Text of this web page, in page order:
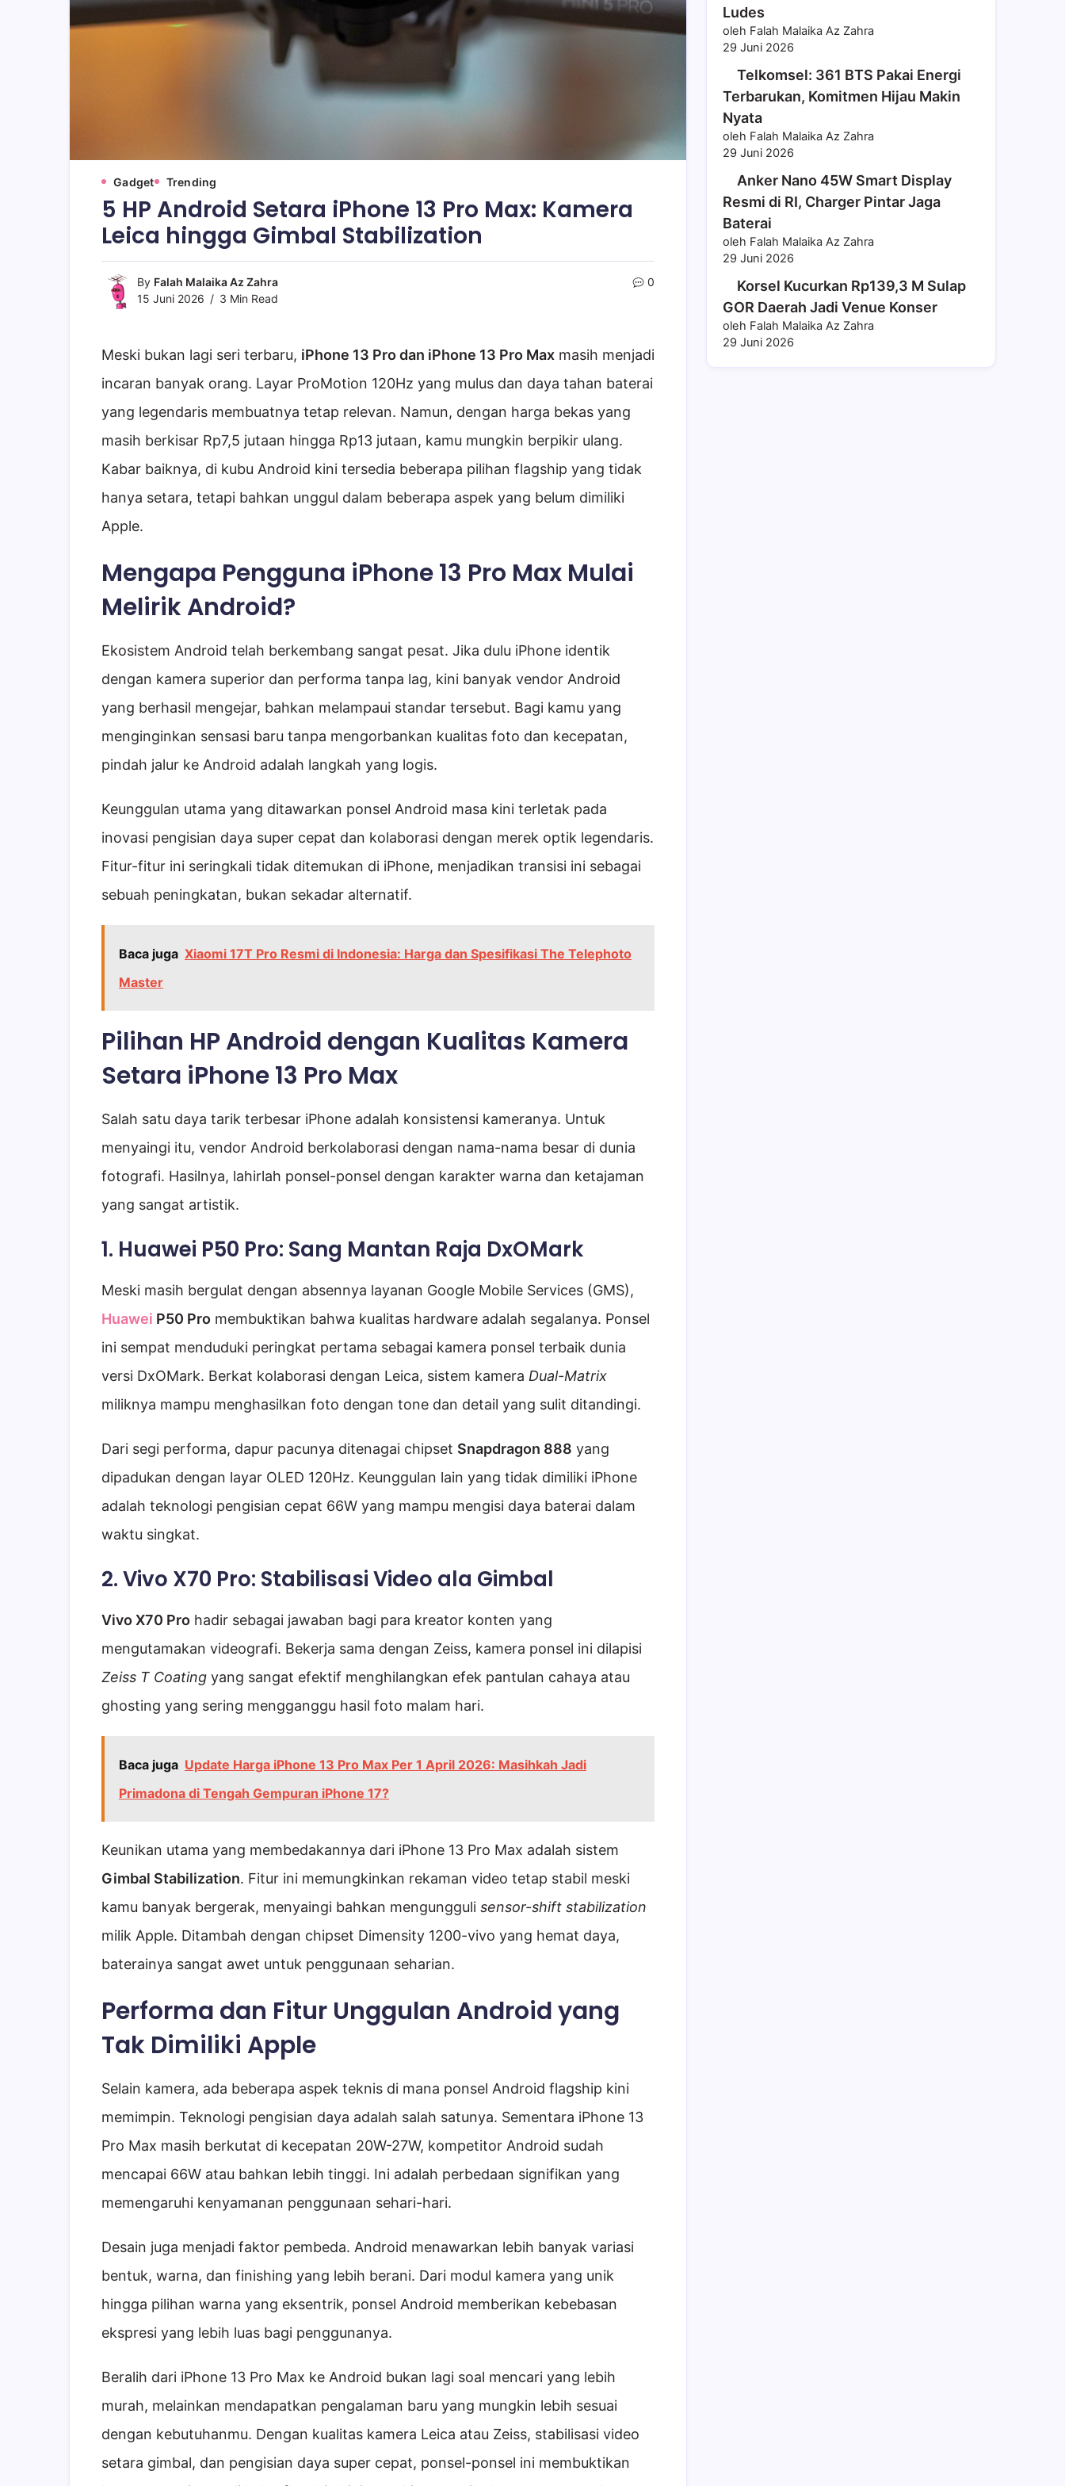
Gadget Trending
5 HP Android Setara iPhone 13 Pro Max: Kamera
Leica hingga Gimbal Stabilization
By Falah Malaika Az Zahra
15 Juni 2026
3 Min Read
0
Meski bukan lagi seri terbaru, iPhone 13 Pro dan iPhone 13 Pro Max masih menjadi
incaran banyak orang. Layar ProMotion 120Hz yang mulus dan daya tahan baterai
yang legendaris membuatnya tetap relevan. Namun, dengan harga bekas yang
masih berkisar Rp7,5 jutaan hingga Rp13 jutaan, kamu mungkin berpikir ulang.
Kabar baiknya, di kubu Android kini tersedia beberapa pilihan flagship yang tidak
hanya setara, tetapi bahkan unggul dalam beberapa aspek yang belum dimiliki
Apple.
Mengapa Pengguna iPhone 13 Pro Max Mulai
Melirik Android?
Ekosistem Android telah berkembang sangat pesat. Jika dulu iPhone identik
dengan kamera superior dan performa tanpa lag, kini banyak vendor Android
yang berhasil mengejar, bahkan melampaui standar tersebut. Bagi kamu yang
menginginkan sensasi baru tanpa mengorbankan kualitas foto dan kecepatan,
pindah jalur ke Android adalah langkah yang logis.
Keunggulan utama yang ditawarkan ponsel Android masa kini terletak pada
inovasi pengisian daya super cepat dan kolaborasi dengan merek optik legendaris.
Fitur-fitur ini seringkali tidak ditemukan di iPhone, menjadikan transisi ini sebagai
sebuah peningkatan, bukan sekadar alternatif.
Baca juga Xiaomi 17T Pro Resmi di Indonesia: Harga dan Spesifikasi The Telephoto
Master
Pilihan HP Android dengan Kualitas Kamera
Setara iPhone 13 Pro Max
Salah satu daya tarik terbesar iPhone adalah konsistensi kameranya. Untuk
menyaingi itu, vendor Android berkolaborasi dengan nama-nama besar di dunia
fotografi. Hasilnya, lahirlah ponsel-ponsel dengan karakter warna dan ketajaman
yang sangat artistik.
1. Huawei P50 Pro: Sang Mantan Raja DxOMark
Meski masih bergulat dengan absennya layanan Google Mobile Services (GMS),
Huawei P50 Pro membuktikan bahwa kualitas hardware adalah segalanya. Ponsel
ini sempat menduduki peringkat pertama sebagai kamera ponsel terbaik dunia
versi DxOMark. Berkat kolaborasi dengan Leica, sistem kamera Dual-Matrix
miliknya mampu menghasilkan foto dengan tone dan detail yang sulit ditandingi.
Dari segi performa, dapur pacunya ditenagai chipset Snapdragon 888 yang
dipadukan dengan layar OLED 120Hz. Keunggulan lain yang tidak dimiliki iPhone
adalah teknologi pengisian cepat 66W yang mampu mengisi daya baterai dalam
waktu singkat.
2. Vivo X70 Pro: Stabilisasi Video ala Gimbal
Vivo X70 Pro hadir sebagai jawaban bagi para kreator konten yang
mengutamakan videografi. Bekerja sama dengan Zeiss, kamera ponsel ini dilapisi
Zeiss T Coating yang sangat efektif menghilangkan efek pantulan cahaya atau
ghosting yang sering mengganggu hasil foto malam hari.
Baca juga Update Harga iPhone 13 Pro Max Per 1 April 2026: Masihkah Jadi
Primadona di Tengah Gempuran iPhone 17?
Keunikan utama yang membedakannya dari iPhone 13 Pro Max adalah sistem
Gimbal Stabilization. Fitur ini memungkinkan rekaman video tetap stabil meski
kamu banyak bergerak, menyaingi bahkan mengungguli sensor-shift stabilization
milik Apple. Ditambah dengan chipset Dimensity 1200-vivo yang hemat daya,
baterainya sangat awet untuk penggunaan seharian.
Performa dan Fitur Unggulan Android yang
Tak Dimiliki Apple
Selain kamera, ada beberapa aspek teknis di mana ponsel Android flagship kini
memimpin. Teknologi pengisian daya adalah salah satunya. Sementara iPhone 13
Pro Max masih berkutat di kecepatan 20W-27W, kompetitor Android sudah
mencapai 66W atau bahkan lebih tinggi. Ini adalah perbedaan signifikan yang
memengaruhi kenyamanan penggunaan sehari-hari.
Desain juga menjadi faktor pembeda. Android menawarkan lebih banyak variasi
bentuk, warna, dan finishing yang lebih berani. Dari modul kamera yang unik
hingga pilihan warna yang eksentrik, ponsel Android memberikan kebebasan
ekspresi yang lebih luas bagi penggunanya.
Beralih dari iPhone 13 Pro Max ke Android bukan lagi soal mencari yang lebih
murah, melainkan mendapatkan pengalaman baru yang mungkin lebih sesuai
dengan kebutuhanmu. Dengan kualitas kamera Leica atau Zeiss, stabilisasi video
setara gimbal, dan pengisian daya super cepat, ponsel-ponsel ini membuktikan
Ludes
oleh Falah Malaika Az Zahra
29 Juni 2026
Telkomsel: 361 BTS Pakai Energi
Terbarukan, Komitmen Hijau Makin
Nyata
oleh Falah Malaika Az Zahra
29 Juni 2026
Anker Nano 45W Smart Display
Resmi di RI, Charger Pintar Jaga
Baterai
oleh Falah Malaika Az Zahra
29 Juni 2026
Korsel Kucurkan Rp139,3 M Sulap
GOR Daerah Jadi Venue Konser
oleh Falah Malaika Az Zahra
29 Juni 2026